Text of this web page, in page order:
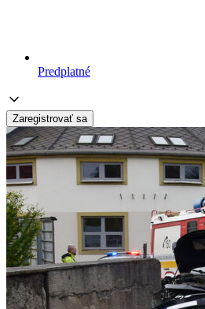
Predplatné
Zaregistrovať sa